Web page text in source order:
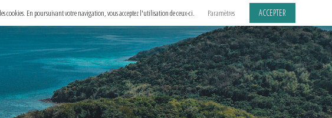
cookies. En poursuivant votre navigation, vous acceptez l'utilisation de ceux-ci. Paramètres ACCEPTER